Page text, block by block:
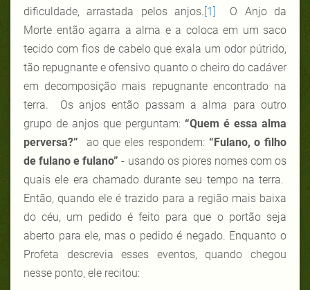
dificuldade, arrastada pelos anjos. [1] O Anjo da
Morte então agarra a alma e a coloca em um saco
tecido com fios de cabelo que exala um odor pútrido,
tão repugnante e ofensivo quanto o cheiro do cadáver
em decomposição mais repugnante encontrado na
terra. Os anjos então passam a alma para outro
grupo de anjos que perguntam: “Quem é essa alma
perversa?” ao que eles respondem: “Fulano, o filho
de fulano e fulano” - usando os piores nomes com os
quais ele era chamado durante seu tempo na terra.
Então, quando ele é trazido para a região mais baixa
do céu, um pedido é feito para que o portão seja
aberto para ele, mas o pedido é negado. Enquanto o
Profeta descrevia esses eventos, quando chegou
nesse ponto, ele recitou: